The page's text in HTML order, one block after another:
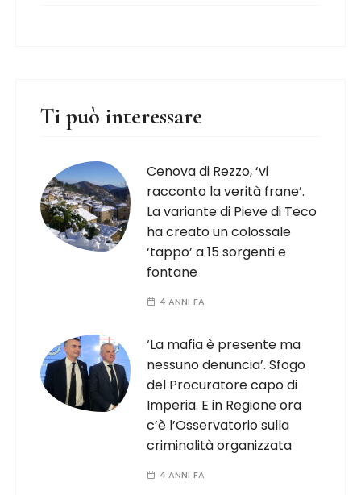
Ti può interessare
Cenova di Rezzo, ‘vi
racconto la verità frane’.
La variante di Pieve di Teco
ha creato un colossale
‘tappo’ a 15 sorgenti e
fontane
4 ANNI FA
‘La mafia è presente ma
nessuno denuncia’. Sfogo
del Procuratore capo di
Imperia. E in Regione ora
c’è l’Osservatorio sulla
criminalità organizzata
4 ANNI FA